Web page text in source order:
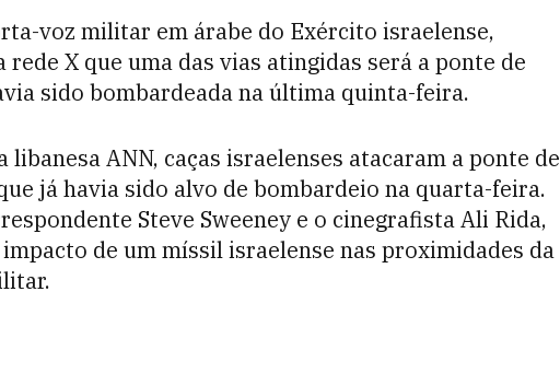
voz militar em árabe do Exército israelense,
rede X que uma das vias atingidas será a ponte de
sido bombardeada na última quinta-feira.
libanesa ANN, caças israelenses atacaram a ponte de
já havia sido alvo de bombardeio na quarta-feira.
Steve Sweeney e o cinegrafista Ali Rida,
de um míssil israelense nas proximidades da